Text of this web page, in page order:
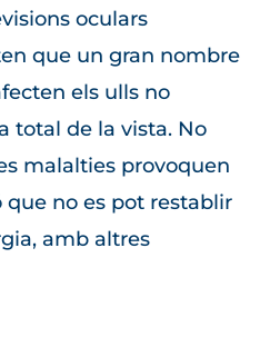
oculars
que un gran nombre
els ulls no
total de la vista. No
malalties provoquen
no es pot restablir
amb altres